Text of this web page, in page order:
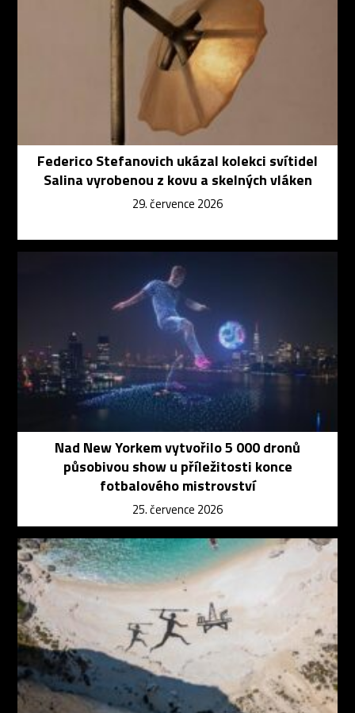
Federico Stefanovich ukázal kolekci svítidel
Salina vyrobenou z kovu a skelných vláken
29. července 2026
Nad New Yorkem vytvořilo 5 000 dronů
působivou show u příležitosti konce
fotbalového mistrovství
25. července 2026